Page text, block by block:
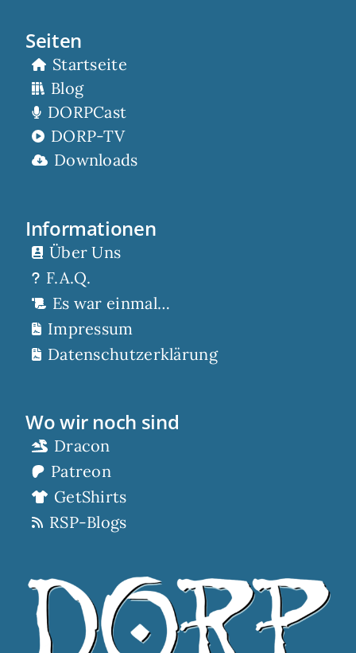
Seiten
Startseite
Blog
DORPCast
DORP-TV
Downloads
Informationen
Über Uns
F.A.Q.
Es war einmal…
Impressum
Datenschutzerklärung
Wo wir noch sind
Dracon
Patreon
GetShirts
RSP-Blogs